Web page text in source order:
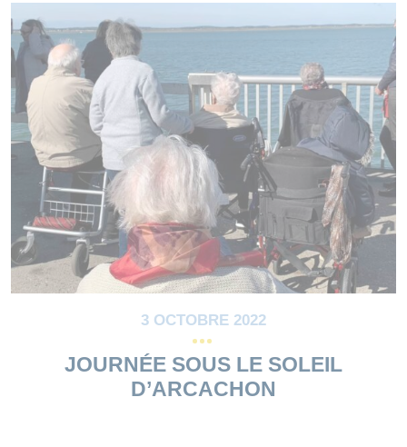
3 OCTOBRE 2022
JOURNÉE SOUS LE SOLEIL
D’ARCACHON